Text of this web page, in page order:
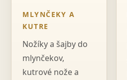
MLYNČEKY A
KUTRE
Nožíky a šajby do
mlynčekov,
kutrové nože a